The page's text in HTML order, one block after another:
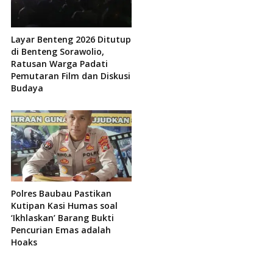
Layar Benteng 2026 Ditutup
di Benteng Sorawolio,
Ratusan Warga Padati
Pemutaran Film dan Diskusi
Budaya
Polres Baubau Pastikan
Kutipan Kasi Humas soal
‘Ikhlaskan’ Barang Bukti
Pencurian Emas adalah
Hoaks